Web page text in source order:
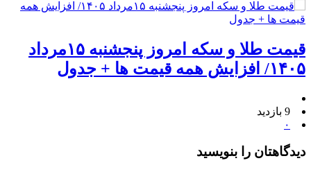
قیمت طلا و سکه امروز پنجشنبه ۱۵مرداد
۱۴۰۵/ افزایش همه قیمت ها + جدول
9 بازدید
۰
دیدگاهتان را بنویسید